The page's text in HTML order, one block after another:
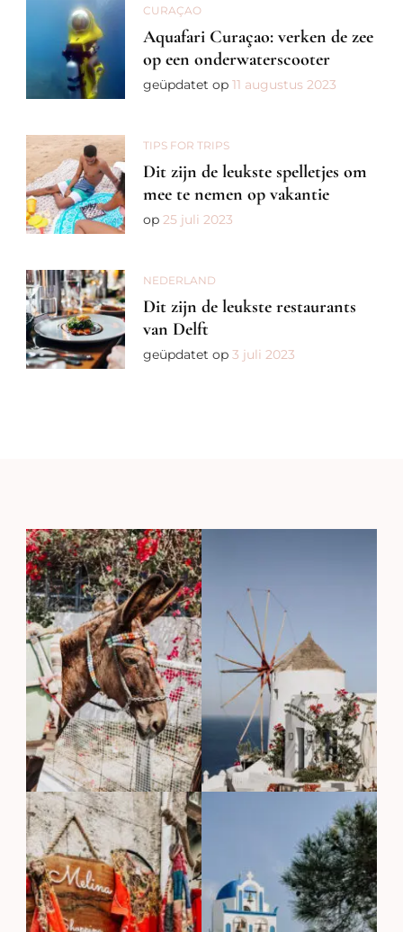
Kan
CURAÇAO
Aquafari Curaçao: verken de zee
op een onderwaterscooter
geüpdatet op 11 augustus 2023
TIPS FOR TRIPS
Dit zijn de leukste spelletjes om
mee te nemen op vakantie
op 25 juli 2023
NEDERLAND
Dit zijn de leukste restaurants
van Delft
geüpdatet op 3 juli 2023